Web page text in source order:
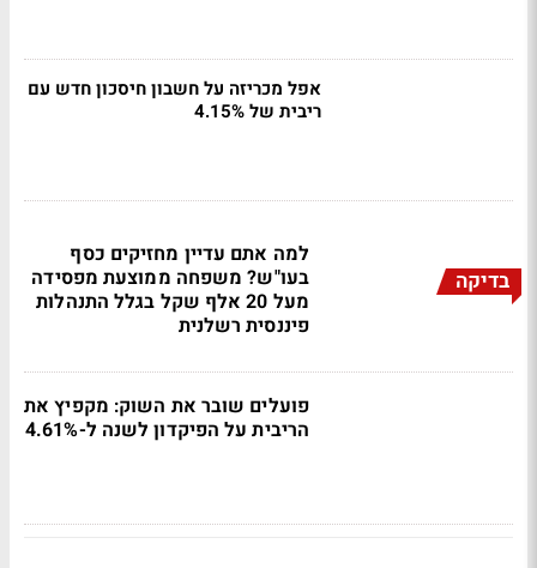
אפל מכריזה על חשבון חיסכון חדש עם
ריבית של 4.15%
בדיקה
למה אתם עדיין מחזיקים כסף
בעו"ש? משפחה ממוצעת מפסידה
מעל 20 אלף שקל בגלל התנהלות
פיננסית רשלנית
פועלים שובר את השוק: מקפיץ את
הריבית על הפיקדון לשנה ל-4.61%